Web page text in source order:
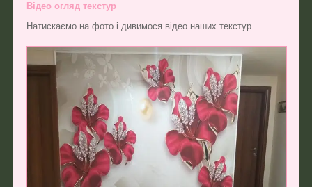
Відео огляд текстур
Натискаємо на фото і дивимося відео наших текстур.